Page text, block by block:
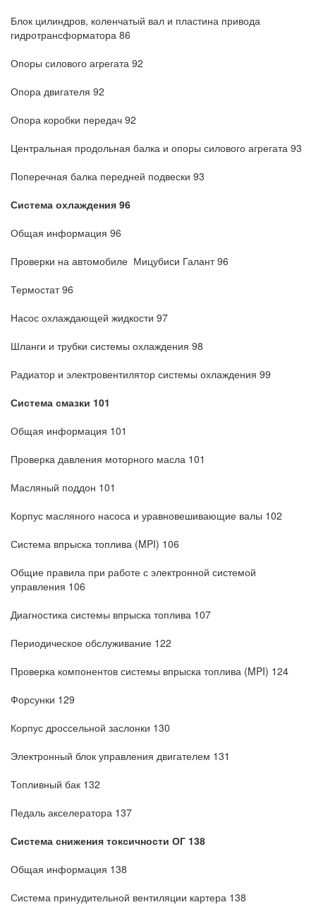
Блок цилиндров, коленчатый вал и пластина привода
гидротрансформатора 86
Опоры силового агрегата 92
Опора двигателя 92
Опора коробки передач 92
Центральная продольная балка и опоры силового агрегата 93
Поперечная балка передней подвески 93
Система охлаждения 96
Общая информация 96
Проверки на автомобиле Мицубиси Галант 96
Термостат 96
Насос охлаждающей жидкости 97
Шланги и трубки системы охлаждения 98
Радиатор и электровентилятор системы охлаждения 99
Система смазки 101
Общая информация 101
Проверка давления моторного масла 101
Масляный поддон 101
Корпус масляного насоса и уравновешивающие валы 102
Система впрыска топлива (MPI) 106
Общие правила при работе с электронной системой
управления 106
Диагностика системы впрыска топлива 107
Периодическое обслуживание 122
Проверка компонентов системы впрыска топлива (MPI) 124
Форсунки 129
Корпус дроссельной заслонки 130
Электронный блок управления двигателем 131
Топливный бак 132
Педаль акселератора 137
Система снижения токсичности ОГ 138
Общая информация 138
Система принудительной вентиляции картера 138